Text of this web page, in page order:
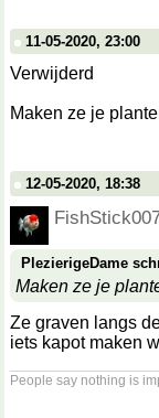
11-05-2020, 23:00
Verwijderd
Maken ze je
12-05-2020, 18:38
PlezierigeDame
Maken ze je
Ze graven langs
iets kapot maken
People say nothing is